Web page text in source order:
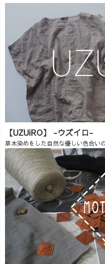
【UZUiRO】 -ウズイロ-
草木染めをした自然な優しい色合い